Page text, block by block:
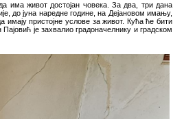
има живот достојан човека. За два, три дана
до јуна наредне године, на Дејановом имању,
пристојне услове за живот. Кућа ће бити
је захвалио градоначелнику и градском